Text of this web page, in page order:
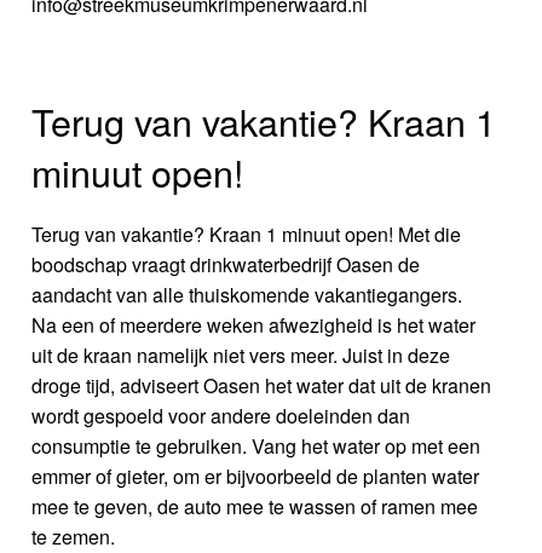
Terug van vakantie? Kraan 1
minuut open!
Terug van vakantie? Kraan 1 minuut open! Met die
boodschap vraagt drinkwaterbedrijf Oasen de
aandacht van alle thuiskomende vakantiegangers.
Na een of meerdere weken afwezigheid is het water
uit de kraan namelijk niet vers meer. Juist in deze
droge tijd, adviseert Oasen het water dat uit de kranen
wordt gespoeld voor andere doeleinden dan
consumptie te gebruiken. Vang het water op met een
emmer of gieter, om er bijvoorbeeld de planten water
mee te geven, de auto mee te wassen of ramen mee
te zemen.